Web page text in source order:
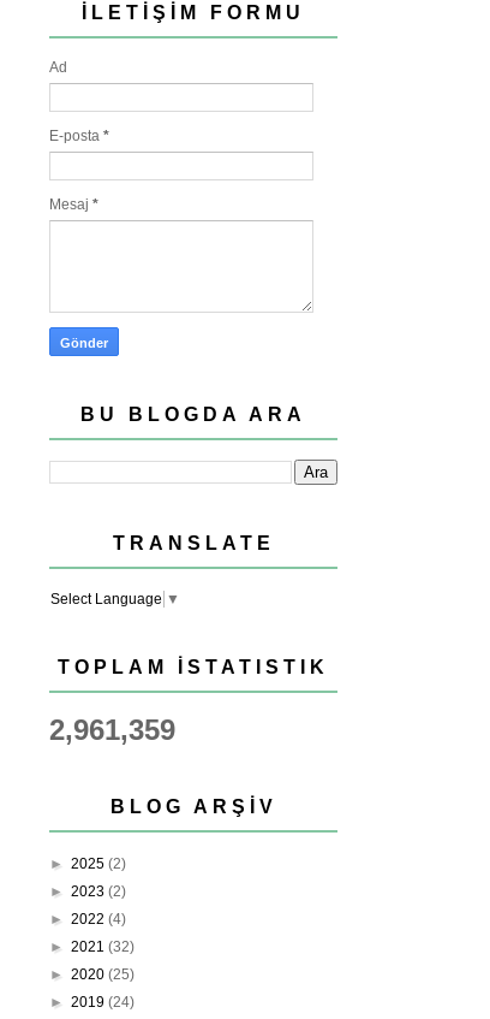
İLETIŞIM FORMU
Ad
E-posta *
Mesaj *
BU BLOGDA ARA
TRANSLATE
Select Language ▼
TOPLAM İSTATISTIK
2,961,359
BLOG ARŞIV
► 2025 (2)
► 2023 (2)
► 2022 (4)
► 2021 (32)
► 2020 (25)
► 2019 (24)